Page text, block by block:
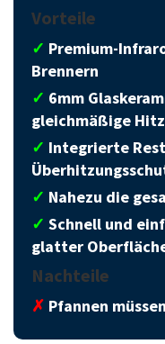
Vorteile
✓ Premium-
Brennern
✓ 6mm
gleichmäßige
✓ Integrierte
✓ Nahezu die
✓ Schnell und
glatter
Nachteile
✗ Pfannen